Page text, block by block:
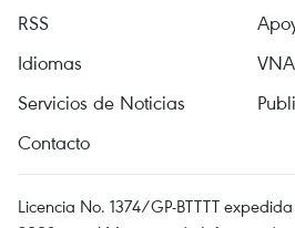
RSS
Idiomas
VNA
Servicios de Noticias
Contacto
Licencia No. 1374/GP-BTTTT